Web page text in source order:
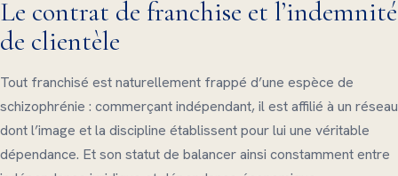
Le contrat de franchise et l’indemnité
de clientèle
Tout franchisé est naturellement frappé d’une espèce de
schizophrénie : commerçant indépendant, il est affilié à un réseau
dont l’image et la discipline établissent pour lui une véritable
dépendance. Et son statut de balancer ainsi constamment entre